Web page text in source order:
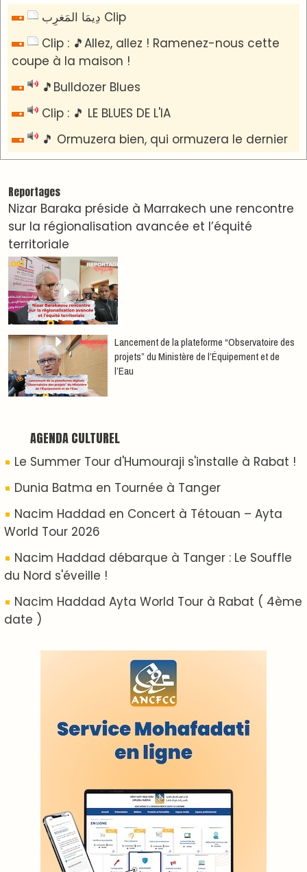
projets” du Ministère de l’Équipement et de
l’Eau
AGENDA CULTUREL
Le Summer Tour d'Humouraji s'installe à Rabat !
Nacim Haddad en Concert à Tétouan – Ayta
World Tour 2026
Nacim Haddad débarque à Tanger : Le Souffle
du Nord s'éveille !
Nacim Haddad Ayta World Tour à Rabat ( 4ème
date )
ABOUT US
A propos de L'ODJ
VOS CONTRIBUTIONS
Proposer votre article
LODJ VIDÉO
L'ODJ LIVE TV
LODJ AUDIO
WEB RADIO R212